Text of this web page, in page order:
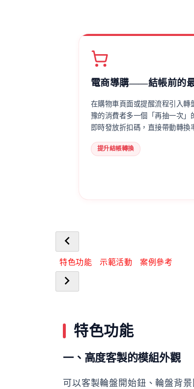
電商導購——結帳前的
在購物車頁面或提醒流程引入轉
豫的消費者多一個「再抽一次」
即時發放折扣碼，直接帶動轉換
提升結帳轉換
特色功能 示範活動 案例參考
特色功能
一、高度客製的模組外觀
可以客製輪盤開始鈕、輪盤背